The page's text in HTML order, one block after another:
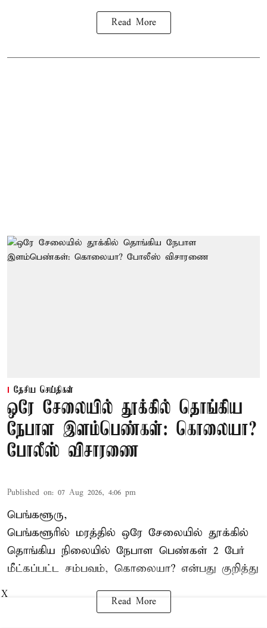
Read More
தேசிய செய்திகள்
ஒரே சேலையில் தூக்கில் தொங்கிய
நேபாள இளம்பெண்கள்: கொலையா?
போலீஸ் விசாரணை
Published on: 07 Aug 2026, 4:06 pm
பெங்களூரு,
பெங்களூரில் மரத்தில் ஒரே சேலையில் தூக்கில்
தொங்கிய நிலையில் நேபாள பெண்கள் 2 பேர்
மீட்கப்பட்ட சம்பவம், கொலையா? என்பது குறித்து
Read More
X